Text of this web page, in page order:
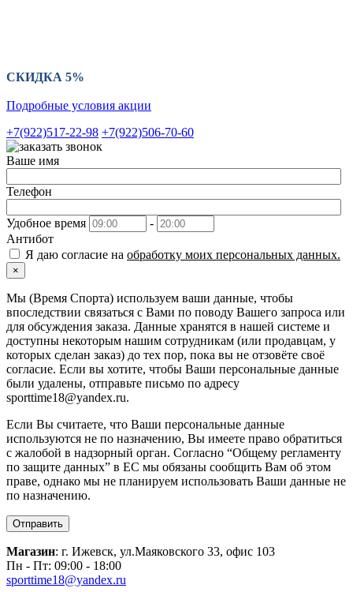
СКИДКА 5%
Подробные условия акции
+7(922)517-22-98 +7(922)506-70-60
Ваше имя
Телефон
Удобное время
-
Антибот
Я даю согласие на обработку моих персональных данных.
×
Мы (Время Спорта) используем ваши данные, чтобы
впоследствии связаться с Вами по поводу Вашего запроса или
для обсуждения заказа. Данные хранятся в нашей системе и
доступны некоторым нашим сотрудникам (или продавцам, у
которых сделан заказ) до тех пор, пока вы не отзовёте своё
согласие. Если вы хотите, чтобы Ваши персональные данные
были удалены, отправьте письмо по адресу
sporttime18@yandex.ru.
Если Вы считаете, что Ваши персональные данные
используются не по назначению, Вы имеете право обратиться
с жалобой в надзорный орган. Согласно “Общему регламенту
по защите данных” в ЕС мы обязаны сообщить Вам об этом
праве, однако мы не планируем использовать Ваши данные не
по назначению.
Отправить
Магазин: г. Ижевск, ул.Маяковского 33, офис 103
Пн - Пт: 09:00 - 18:00
sporttime18@yandex.ru